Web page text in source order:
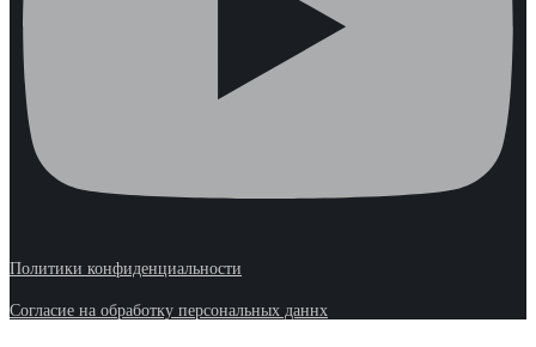
Политики конфиденциальности
Согласие на обработку персональных даннх